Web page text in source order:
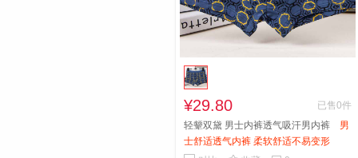
¥29.80
已售0件
轻颦双黛 男士内裤透气吸汗男内裤 男
士舒适透气内裤 柔软舒适不易变形